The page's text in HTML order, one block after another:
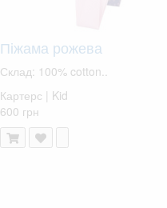
Піжама рожева
Склад: 100% cotton..
Картерс | Kid
600 грн